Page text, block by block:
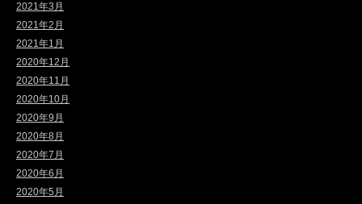
2021年3月
2021年2月
2021年1月
2020年12月
2020年11月
2020年10月
2020年9月
2020年8月
2020年7月
2020年6月
2020年5月